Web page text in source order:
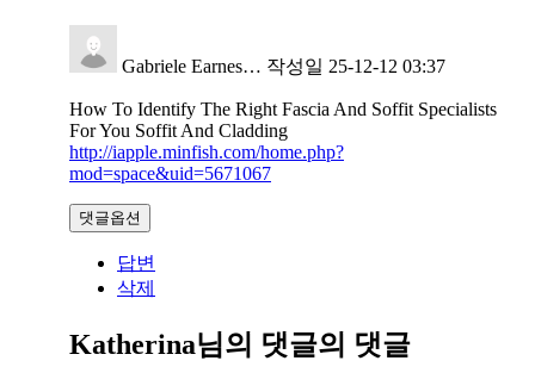
Gabriele Earnes… 작성일 25-12-12 03:37
How To Identify The Right Fascia And Soffit Specialists
For You Soffit And Cladding
http://iapple.minfish.com/home.php?
mod=space&uid=5671067
댓글옵션
답변
삭제
Katherina님의 댓글의 댓글